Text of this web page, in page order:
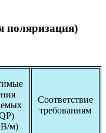
поляризация)
м)
Соответствие
требованиям